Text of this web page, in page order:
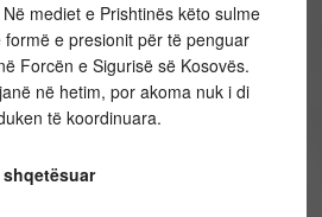
mediet e Prishtinës këto sulme
e presionit për të penguar
Forcën e Sigurisë së Kosovës.
në hetim, por akoma nuk i di
të koordinuara.